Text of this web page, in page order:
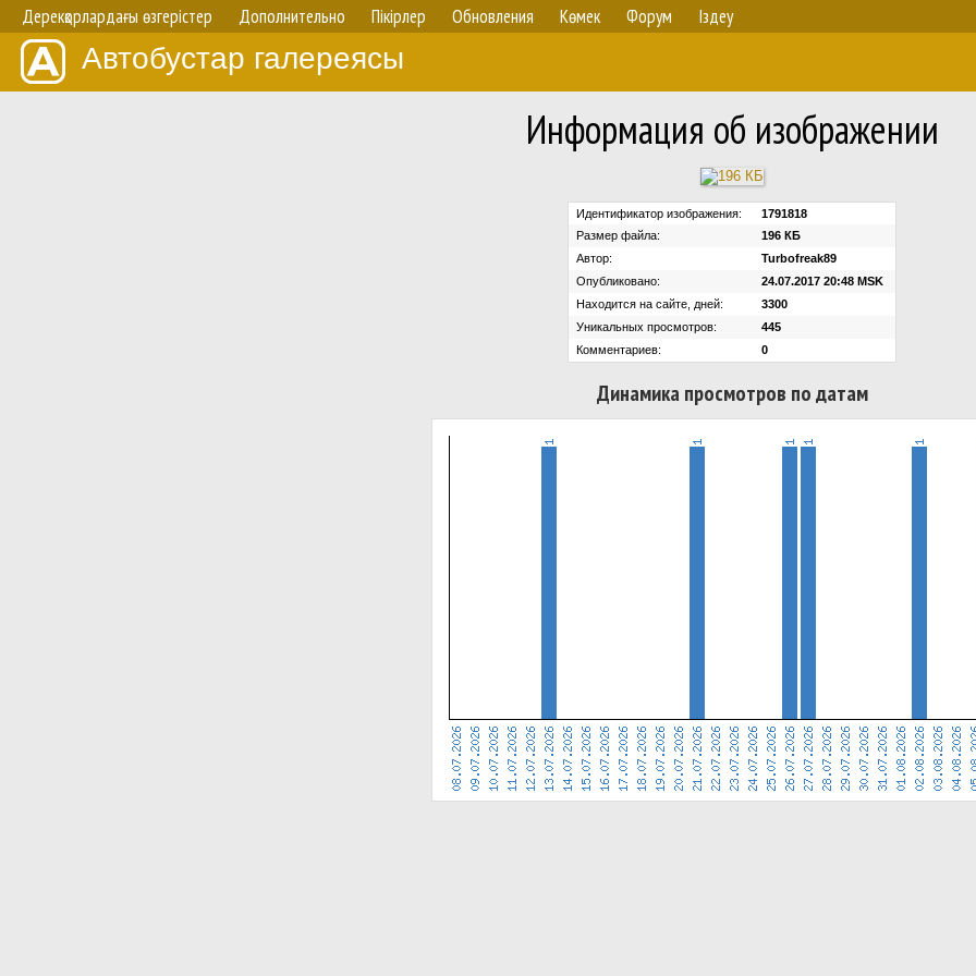
Дерекқорлардағы өзгерістер Дополнительно Пікірлер Обновления Көмек Форум Іздеу
Автобустар галереясы
Информация об изображении
Идентификатор изображения:
1791818
Размер файла:
196 КБ
Автор:
Turbofreak89
Опубликовано:
24.07.2017 20:48 MSK
Находится на сайте, дней:
3300
Уникальных просмотров:
445
Комментариев:
0
Динамика просмотров по датам